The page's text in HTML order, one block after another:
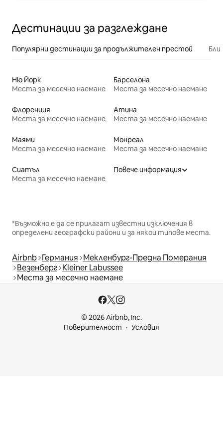
Дестинации за разглеждане
Популярни дестинации за продължителен престой
Ню Йорк
Места за месечно наемане
Барселона
Места за месечно наемане
Флоренция
Места за месечно наемане
Атина
Места за месечно наемане
Маями
Места за месечно наемане
Монреал
Места за месечно наемане
Сиатъл
Места за месечно наемане
Повече информация
*Възможно е да се прилагат известни изключения в
определени географски райони и за някои типове места.
Airbnb Германия Мекленбург-Предна Померания
Везенберг Kleiner Labussee
Места за месечно наемане
© 2026 Airbnb, Inc.
Поверителност
Условия